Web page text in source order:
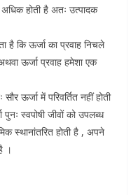
होती है अतः उत्पादक
है कि ऊर्जा का प्रवाह निचले
ऊर्जा प्रवाह हमेशा एक
ऊर्जा में परिवर्तित नहीं होती
पुनः स्वपोषी जीवों को उपलब्ध
स्थानांतरित होती है , अपने
।